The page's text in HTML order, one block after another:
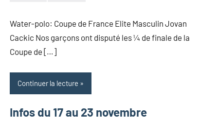
Water-polo: Coupe de France Elite Masculin Jovan
Cackic Nos garçons ont disputé les ¼ de finale de la
Coupe de […]
Continuer la lecture
Infos du 17 au 23 novembre